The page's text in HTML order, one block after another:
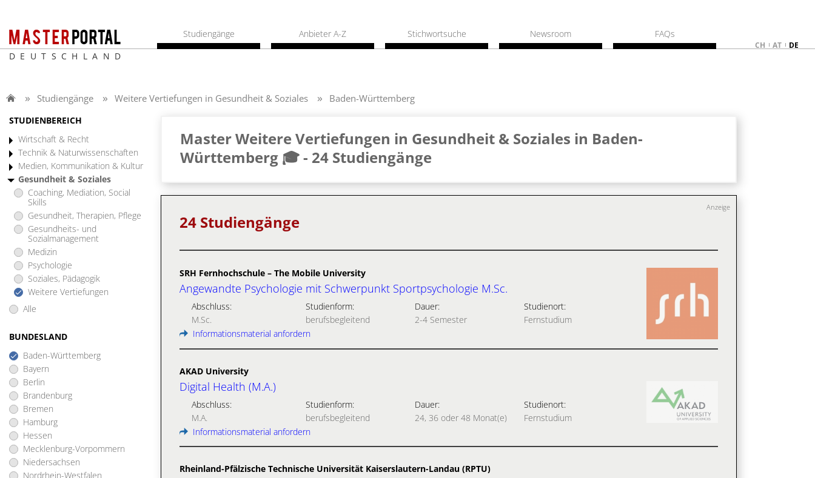
DEUTSCHLAND
CH AT DE
Studiengänge Weitere Vertiefungen in Gesundheit & Soziales Baden-Württemberg
STUDIENBEREICH
Wirtschaft & Recht
Technik & Naturwissenschaften
Medien, Kommunikation & Kultur
Gesundheit & Soziales
Coaching, Mediation, Social
Skills
Gesundheit, Therapien, Pflege
Gesundheits- und
Sozialmanagement
Medizin
Psychologie
Soziales, Pädagogik
Weitere Vertiefungen
Alle
BUNDESLAND
Baden-Württemberg
Bayern
Berlin
Brandenburg
Bremen
Hamburg
Hessen
Mecklenburg-Vorpommern
Niedersachsen
Nordrhein-Westfalen
Master Weitere Vertiefungen in Gesundheit & Soziales in Baden-
Württemberg 🎓 - 24 Studiengänge
Anzeige
24 Studiengänge
SRH Fernhochschule – The Mobile University
Angewandte Psychologie mit Schwerpunkt Sportpsychologie M.Sc.
Abschluss:
M.Sc.
Studienform:
berufsbegleitend
Dauer:
2-4 Semester
Studienort:
Fernstudium
Informationsmaterial anfordern
AKAD University
Digital Health (M.A.)
Abschluss:
M.A.
Studienform:
berufsbegleitend
Dauer:
24, 36 oder 48 Monat(e)
Studienort:
Fernstudium
Informationsmaterial anfordern
Rheinland-Pfälzische Technische Universität Kaiserslautern-Landau (RPTU)
Studiengänge Anbieter A-Z Stichwortsuche Newsroom FAQs